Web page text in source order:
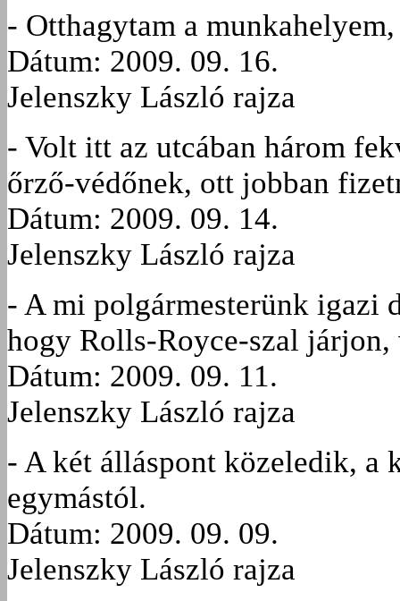
- Otthagytam a
Dátum: 2009. 09. 16.
Jelenszky László rajza
- Volt itt az utcában három
őrző-védőnek, ott jobban
Dátum: 2009. 09. 14.
Jelenszky László rajza
- A mi polgármesterünk igazi
hogy Rolls-Royce-szal járjon,
Dátum: 2009. 09. 11.
Jelenszky László rajza
- A két álláspont közeledik, a
egymástól.
Dátum: 2009. 09. 09.
Jelenszky László rajza